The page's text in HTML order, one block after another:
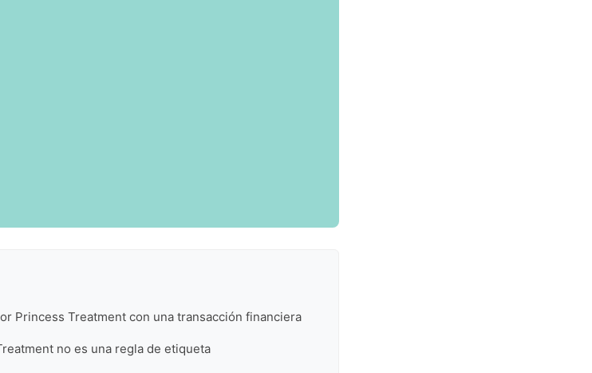
Princess Treatment con una transacción financiera
no es una regla de etiqueta